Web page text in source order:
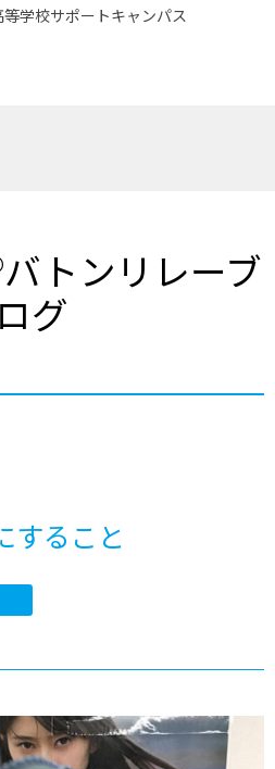
学校サポートキャンパス
トンリレーブ
ログ
すること